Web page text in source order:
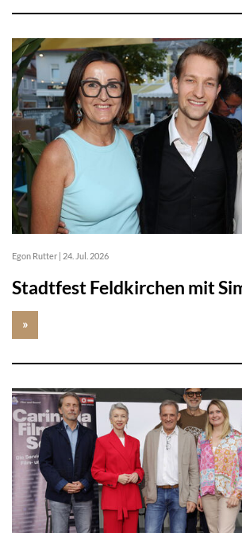
Egon Rutter | 24. Jul. 2026
Stadtfest Feldkirchen mit
»